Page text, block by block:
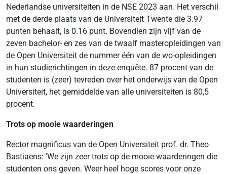
Nederlandse universiteiten in de NSE 2023 aan. Het verschil
met de derde plaats van de Universiteit Twente die 3.97
punten behaalt, is 0.16 punt. Bovendien zijn vijf van de
zeven bachelor- en zes van de twaalf masteropleidingen van
de Open Universiteit de nummer één van de wo-opleidingen
in hun studierichtingen in deze enquête. 87 procent van de
studenten is (zeer) tevreden over het onderwijs van de Open
Universiteit, het gemiddelde van alle universiteiten is 80,5
procent.
Trots op mooie waarderingen
Rector magnificus van de Open Universiteit prof. dr. Theo
Bastiaens: 'We zijn zeer trots op de mooie waarderingen die
studenten ons geven. Weer heel hoge scores voor onze